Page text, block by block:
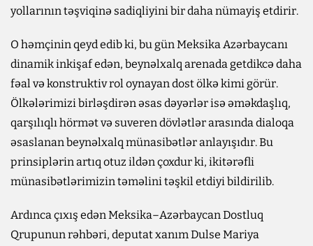
yollarının təşviqinə sadiqliyini bir daha nümayiş etdirir.
O həmçinin qeyd edib ki, bu gün Meksika Azərbaycanı
dinamik inkişaf edən, beynəlxalq arenada getdikcə daha
fəal və konstruktiv rol oynayan dost ölkə kimi görür.
Ölkələrimizi birləşdirən əsas dəyərlər isə əməkdaşlıq,
qarşılıqlı hörmət və suveren dövlətlər arasında dialoqa
əsaslanan beynəlxalq münasibətlər anlayışıdır. Bu
prinsiplərin artıq otuz ildən çoxdur ki, ikitərəfli
münasibətlərimizin təməlini təşkil etdiyi bildirilib.
Ardınca çıxış edən Meksika–Azərbaycan Dostluq
Qrupunun rəhbəri, deputat xanım Dulse Mariya